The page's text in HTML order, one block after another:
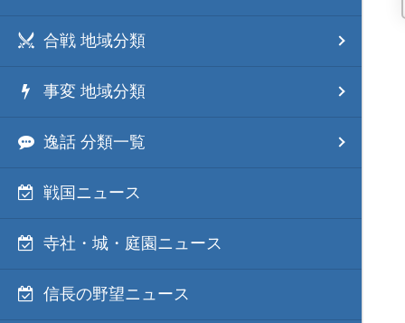
合戦 地域分類
事変 地域分類
逸話 分類一覧
戦国ニュース
寺社・城・庭園ニュース
信長の野望ニュース